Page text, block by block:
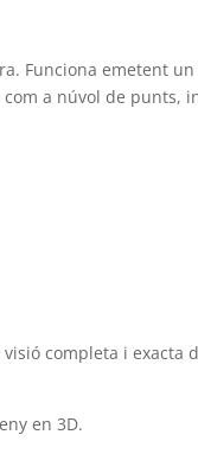
Funciona emetent
a núvol de punts,
completa i exacta
en 3D.